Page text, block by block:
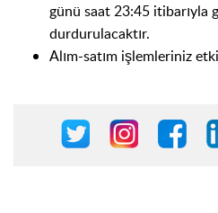
günü saat 23:45 itibarıyla
durdurulacaktır.
Alım-satım işlemleriniz